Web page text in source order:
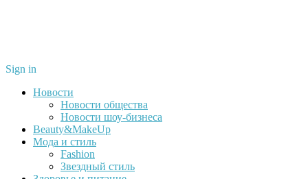
Sign in
Новости
Новости общества
Новости шоу-бизнеса
Beauty&MakeUp
Мода и стиль
Fashion
Звездный стиль